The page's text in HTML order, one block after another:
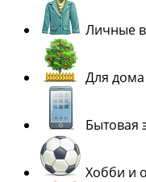
Личные
Для
Бытовая
Хобби и